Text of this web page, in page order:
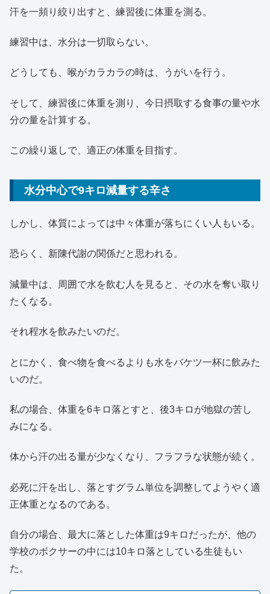
汗を一頻り絞り出すと、練習後に体重を測る。
練習中は、水分は一切取らない。
どうしても、喉がカラカラの時は、うがいを行う。
そして、練習後に体重を測り、今日摂取する食事の量や水
分の量を計算する。
この繰り返しで、適正の体重を目指す。
水分中心で9キロ減量する辛さ
しかし、体質によっては中々体重が落ちにくい人もいる。
恐らく、新陳代謝の関係だと思われる。
減量中は、周囲で水を飲む人を見ると、その水を奪い取り
たくなる。
それ程水を飲みたいのだ。
とにかく、食べ物を食べるよりも水をバケツ一杯に飲みた
いのだ。
私の場合、体重を6キロ落とすと、後3キロが地獄の苦し
みになる。
体から汗の出る量が少なくなり、フラフラな状態が続く。
必死に汗を出し、落とすグラム単位を調整してようやく適
正体重となるのである。
自分の場合、最大に落とした体重は9キロだったが、他の
学校のボクサーの中には10キロ落としている生徒もい
た。